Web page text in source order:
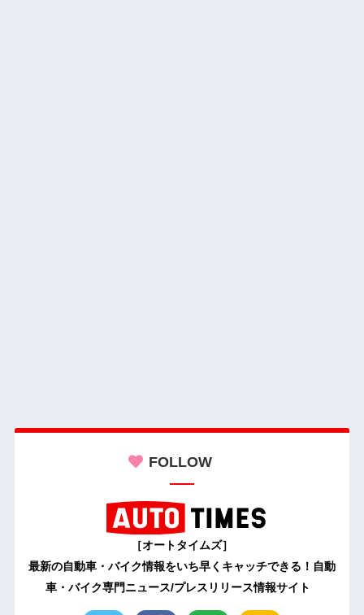
FOLLOW
［オートタイムズ］
最新の自動車・バイク情報をいち早くキャッチできる！自動
車・バイク専門ニュース/プレスリリース情報サイト